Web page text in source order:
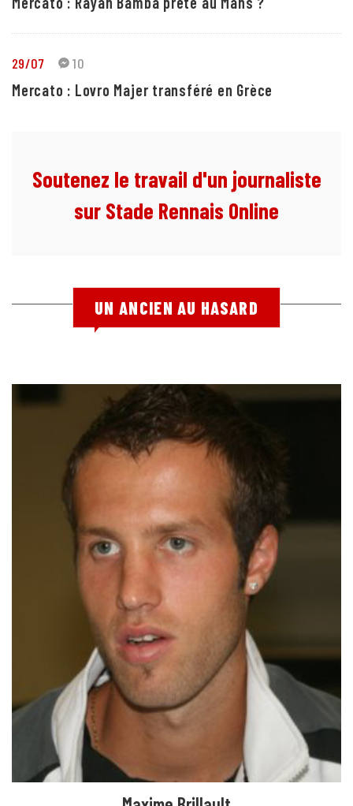
29/07 10
Mercato : Lovro Majer transféré en Grèce
Soutenez le travail d'un journaliste
sur Stade Rennais Online
UN ANCIEN AU HASARD